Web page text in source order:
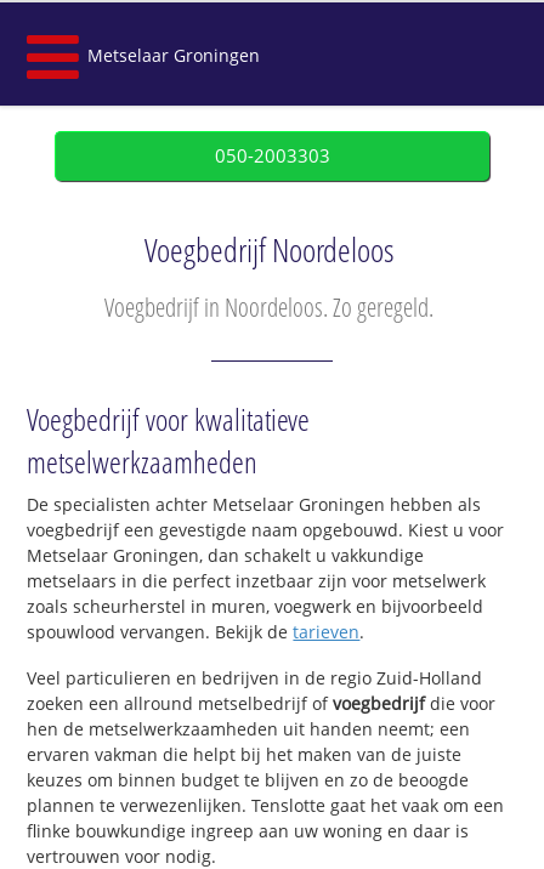
Metselaar Groningen
050-2003303
Voegbedrijf Noordeloos
Voegbedrijf in Noordeloos. Zo geregeld.
Voegbedrijf voor kwalitatieve
metselwerkzaamheden
De specialisten achter Metselaar Groningen hebben als
voegbedrijf een gevestigde naam opgebouwd. Kiest u voor
Metselaar Groningen, dan schakelt u vakkundige
metselaars in die perfect inzetbaar zijn voor metselwerk
zoals scheurherstel in muren, voegwerk en bijvoorbeeld
spouwlood vervangen. Bekijk detarieven.
Veel particulieren en bedrijven in de regio Zuid-Holland
zoeken een allround metselbedrijf ofvoegbedrijfdie voor
hen de metselwerkzaamheden uit handen neemt; een
ervaren vakman die helpt bij het maken van de juiste
keuzes om binnen budget te blijven en zo de beoogde
plannen te verwezenlijken. Tenslotte gaat het vaak om een
flinke bouwkundige ingreep aan uw woning en daar is
vertrouwen voor nodig.